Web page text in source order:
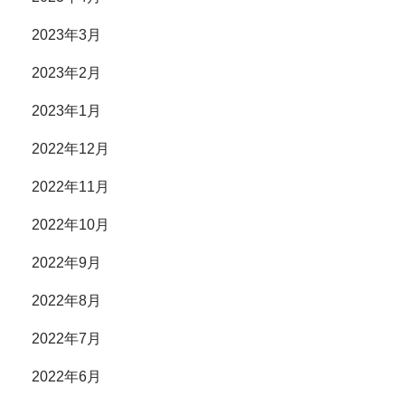
2023年3月
2023年2月
2023年1月
2022年12月
2022年11月
2022年10月
2022年9月
2022年8月
2022年7月
2022年6月